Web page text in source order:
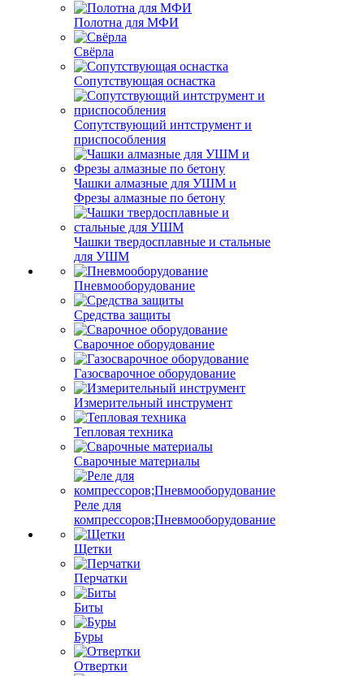
Полотна для МФИ
Свёрла
Сопутствующая оснастка
Сопутствующий интструмент и
приспособления
Чашки алмазные для УШМ и
Фрезы алмазные по бетону
Чашки твердосплавные и стальные
для УШМ
Пневмооборудование
Средства защиты
Сварочное оборудование
Газосварочное оборудование
Измерительный инструмент
Тепловая техника
Сварочные материалы
Реле для
компрессоров;Пневмооборудование
Щетки
Перчатки
Биты
Буры
Отвертки